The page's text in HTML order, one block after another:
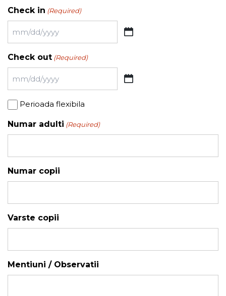
Check in (Required)
MM
DD
Check out (Required)
MM
DD
slash
Perioada
Perioada flexibila
Numar adulti (Required)
Numar copii
Varste copii
Mentiuni / Observatii